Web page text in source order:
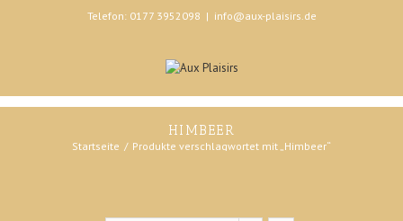
Telefon: 0177 3952098 | info@aux-plaisirs.de
HIMBEER
Startseite Produkte verschlagwortet mit „Himbeer“